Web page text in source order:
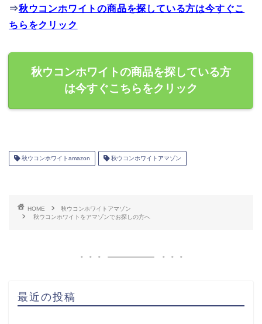
⇒秋ウコンホワイトの商品を探している方は今すぐこ
ちらをクリック
秋ウコンホワイトの商品を探している方
は今すぐこちらをクリック
秋ウコンホワイトamazon 秋ウコンホワイトアマゾン
HOME
秋ウコンホワイトアマゾン
秋ウコンホワイトをアマゾンでお探しの方へ
最近の投稿